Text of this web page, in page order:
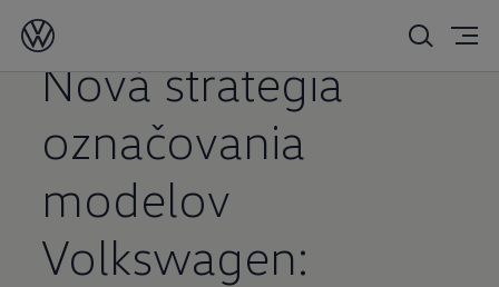
04. 09. 2025
Nová stratégia
označovania
modelov
Volkswagen: